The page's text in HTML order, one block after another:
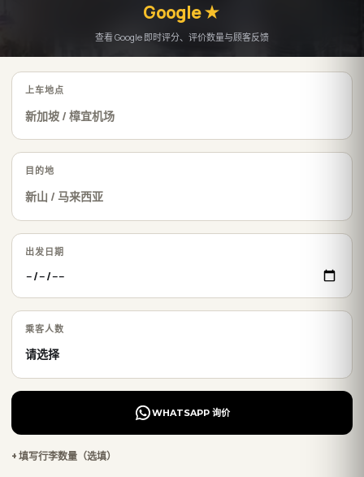
Google ★
查看 Google 即时评分、评价数量与顾客反馈
上车地点
目的地
出发日期
乘客人数
WHATSAPP 询价
+ 填写行李数量（选填）